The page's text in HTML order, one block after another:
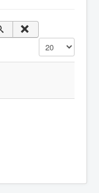
Visualizza n.